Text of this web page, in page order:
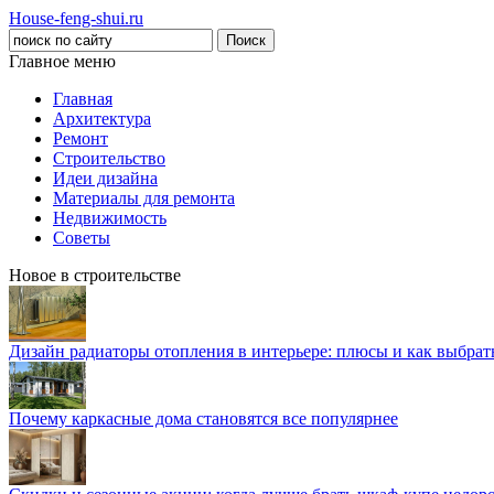
House-feng-shui.ru
Главное меню
Главная
Архитектура
Ремонт
Строительство
Идеи дизайна
Материалы для ремонта
Недвижимость
Советы
Новое в строительстве
Дизайн радиаторы отопления в интерьере: плюсы и как
Почему каркасные дома становятся все популярнее